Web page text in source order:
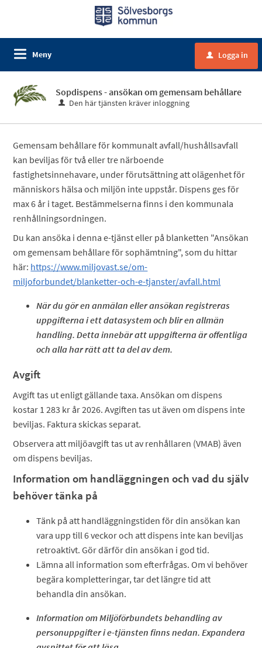
Meny u Logga in
Sopdispens - ansökan om gemensam behållare
Den här tjänsten kräver inloggning
Gemensam behållare för kommunalt avfall/hushållsavfall
kan beviljas för två eller tre närboende
fastighetsinnehavare, under förutsättning att olägenhet för
människors hälsa och miljön inte uppstår. Dispens ges för
max 6 år i taget. Bestämmelserna finns i den kommunala
renhållningsordningen.
Du kan ansöka i denna e-tjänst eller på blanketten "Ansökan
om gemensam behållare för sophämtning", som du hittar
här: https://www.miljovast.se/om-
miljoforbundet/blanketter-och-e-tjanster/avfall.html
När du gör en anmälan eller ansökan registreras
uppgifterna i ett datasystem och blir en allmän
handling. Detta innebär att uppgifterna är offentliga
och alla har rätt att ta del av dem.
Avgift
Avgift tas ut enligt gällande taxa. Ansökan om dispens
kostar 1 283 kr år 2026. Avgiften tas ut även om dispens inte
beviljas. Faktura skickas separat.
Observera att miljöavgift tas ut av renhållaren (VMAB) även
om dispens beviljas.
Information om handläggningen och vad du själv
behöver tänka på
Tänk på att handläggningstiden för din ansökan kan
vara upp till 6 veckor och att dispens inte kan beviljas
retroaktivt. Gör därför din ansökan i god tid.
Lämna all information som efterfrågas. Om vi behöver
begära kompletteringar, tar det längre tid att
behandla din ansökan.
Information om Miljöförbundets behandling av
personuppgifter i e-tjänsten finns nedan. Expandera